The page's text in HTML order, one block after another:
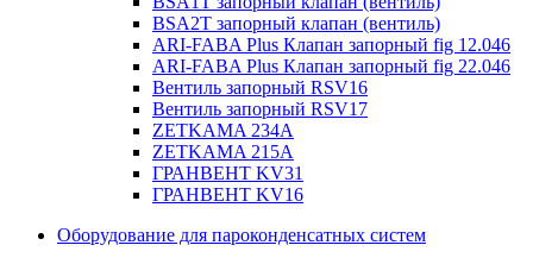
BSA2T запорный клапан (вентиль)
ARI-FABA Plus Клапан запорный fig 12.046
ARI-FABA Plus Клапан запорный fig 22.046
Вентиль запорный RSV16
Вентиль запорный RSV17
ZETKAMA 234A
ZETKAMA 215A
ГРАНВЕНТ KV31
ГРАНВЕНТ KV16
Оборудование для пароконденсатных систем